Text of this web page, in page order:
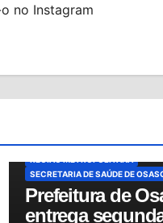
no Instagram
MODERNIZAÇÃO HOSPITALAR
PS ANDRÉ SACCO
REFORMA
SECRETARIA DE SAÚDE DE
Prefeitura de
entrega